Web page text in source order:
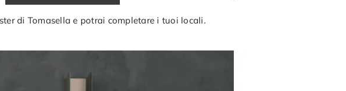
Arredo Giardino
di Tomasella e potrai completare i tuoi locali.